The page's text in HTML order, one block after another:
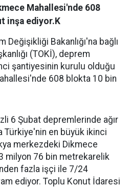
Mahallesi'nde 608
inşa ediyor.K
Değişikliği Bakanlığı'na bağlı
(TOKİ), deprem
şantiyesinin kurulu olduğu
608 blokta 10 bin
6 Şubat depremlerinde ağır
Türkiye'nin en büyük ikinci
merkezdeki Dikmece
milyon 76 bin metrekarelik
fazla işçi ile 7/24
ediyor. Toplu Konut İdaresi